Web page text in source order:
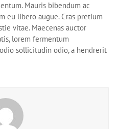
Mauris bibendum ac
eu libero augue. Cras pretium
vitae. Maecenas auctor
lorem fermentum
sollicitudin odio, a hendrerit